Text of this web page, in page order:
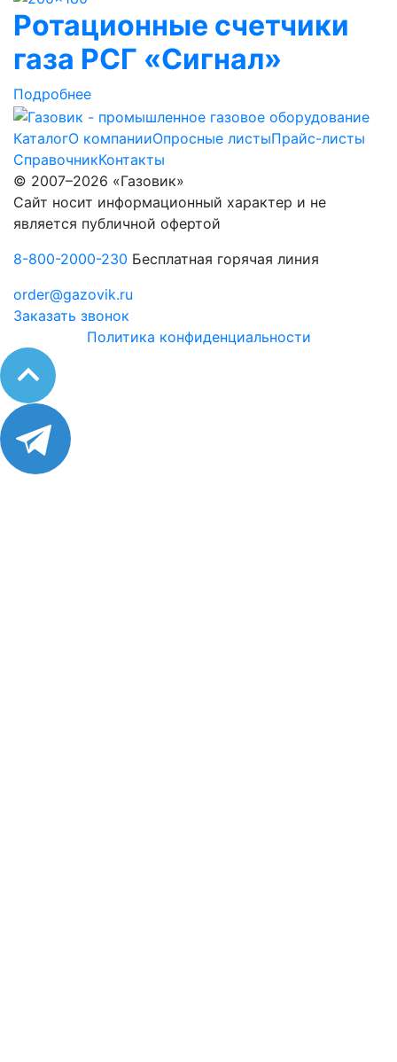
Ротационные счетчики
газа РСГ «Сигнал»
Подробнее
КаталогО компанииОпросные листыПрайс-листы
СправочникКонтакты
© 2007–2026 «Газовик»
Сайт носит информационный характер и не
является публичной офертой
8-800-2000-230 Бесплатная горячая линия
order@gazovik.ru
Заказать звонок
Политика конфиденциальности